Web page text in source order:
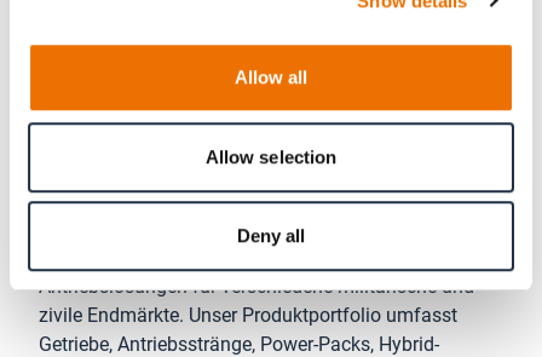
Allow all
Allow selection
Deny all
Das gemeinsam entwickelte UGV-
Demonstrationsmodell ist vom 15. bis 19. Juni 2026
Halle 6 zu sehen.
Die RENK Group AG mit Hauptsitz in Augsburg ist ein
Antriebslösungen für verschiedene militärische und
zivile Endmärkte. Unser Produktportfolio umfasst
Getriebe, Antriebsstränge, Power-Packs, Hybrid-